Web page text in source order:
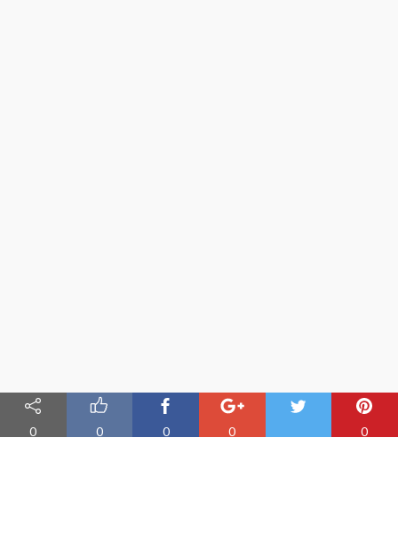
0 0 0 0 0